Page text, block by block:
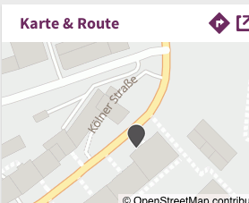
Karte & Route